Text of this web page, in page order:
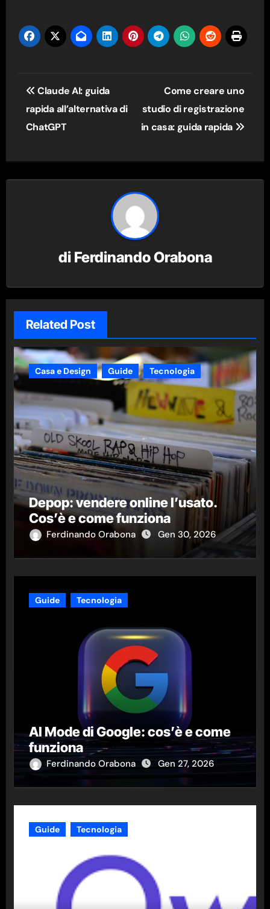
Navigazione
articoli
Claude AI: guida
rapida all’alternativa di
ChatGPT
Come creare uno
studio di registrazione
in casa: guida rapida
di Ferdinando Orabona
Related Post
Casa e Design Guide Tecnologia
Depop: vendere online l’usato.
Cos’è e come funziona
Ferdinando Orabona Gen 30, 2026
Guide Tecnologia
AI Mode di Google: cos’è e come
funziona
Ferdinando Orabona Gen 27, 2026
Guide Tecnologia